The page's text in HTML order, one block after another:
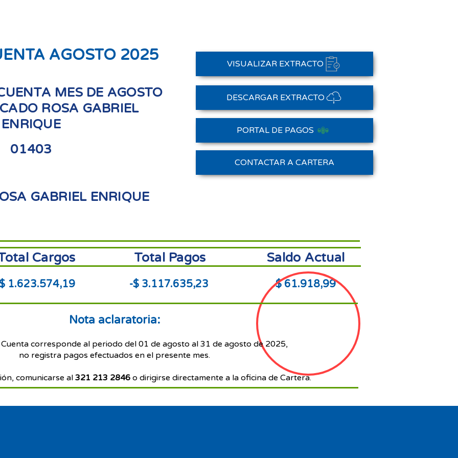
AGOSTO 2025
MES DE AGOSTO
ROSA GABRIEL
ENRIQUE
01403
Saldo Anterior
GABRIEL ENRIQUE
VISUALIZAR EXTRACTO
DESCARGAR EXTRACTO
PORTAL DE PAGOS
CONTACTAR A CARTERA
Cargos Total Pagos Saldo Actual
1.623.574,19 -$ 3.117.635,23 $ 61.918,99
Nota aclaratoria:
corresponde al periodo del 01 de agosto al 31 de agosto de 2025,
no registra pagos efectuados en el presente mes.
comunicarse al 321 213 2846o dirigirse directamente a la oficina de Cartera.